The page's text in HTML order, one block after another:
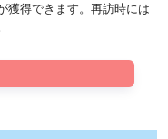
獲得できます。再訪時には